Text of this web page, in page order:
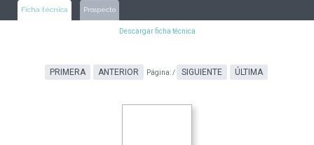
Ficha técnica Prospecto
Descargar ficha técnica
PRIMERA ANTERIOR Página:/ SIGUIENTE ÚLTIMA